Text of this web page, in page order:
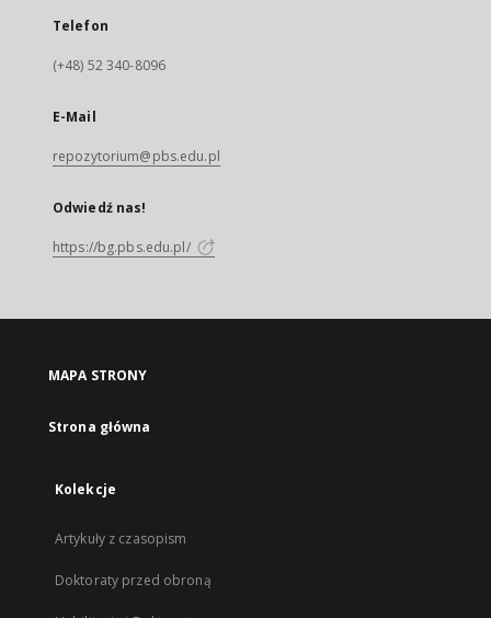
Telefon
(+48) 52 340-8096
E-Mail
repozytorium@pbs.edu.pl
Odwiedź nas!
https://bg.pbs.edu.pl/
MAPA STRONY
Strona główna
Kolekcje
Artykuły z czasopism
Doktoraty przed obroną